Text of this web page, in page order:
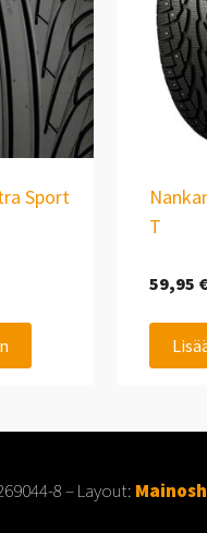
Sport
T
59,95 €
8– Layout: